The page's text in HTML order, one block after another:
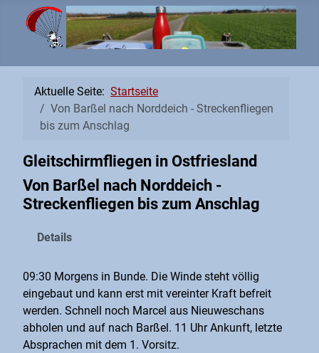
Aktuelle Seite: Startseite
Von Barßel nach Norddeich - Streckenfliegen
bis zum Anschlag
Gleitschirmfliegen in Ostfriesland
Von Barßel nach Norddeich -
Streckenfliegen bis zum Anschlag
Details
09:30 Morgens in Bunde. Die Winde steht völlig
eingebaut und kann erst mit vereinter Kraft befreit
werden. Schnell noch Marcel aus Nieuweschans
abholen und auf nach Barßel. 11 Uhr Ankunft, letzte
Absprachen mit dem 1. Vorsitz.